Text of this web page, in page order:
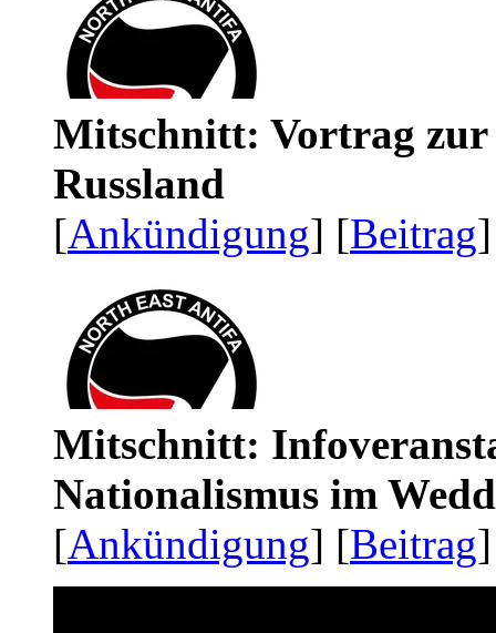
Mitschnitt: Vortrag zur
Russland
[Ankündigung] [Beitrag
Mitschnitt:
Nationalismus im
[Ankündigung] [Beitrag